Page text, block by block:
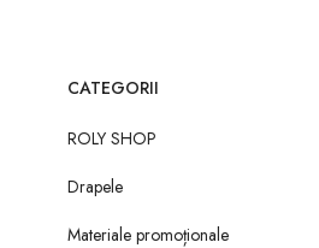
CATEGORII
ROLY SHOP
Drapele
Materiale promoționale